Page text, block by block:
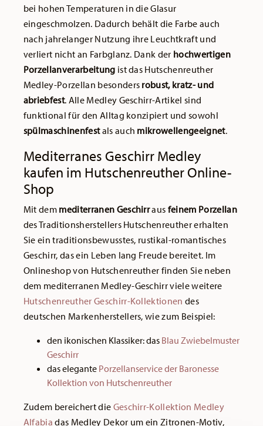
bei hohen Temperaturen in die Glasur
eingeschmolzen. Dadurch behält die Farbe auch
nach jahrelanger Nutzung ihre Leuchtkraft und
verliert nicht an Farbglanz. Dank der hochwertigen
Porzellanverarbeitung ist das Hutschenreuther
Medley-Porzellan besonders robust, kratz- und
abriebfest. Alle Medley Geschirr-Artikel sind
funktional für den Alltag konzipiert und sowohl
spülmaschinenfestals auch mikrowellengeeignet.
Mediterranes Geschirr Medley
kaufen im Hutschenreuther Online-
Shop
Mit dem mediterranen Geschirraus feinem Porzellan
des Traditionsherstellers Hutschenreuther erhalten
Sie ein traditionsbewusstes, rustikal-romantisches
Geschirr, das ein Leben lang Freude bereitet. Im
Onlineshop von Hutschenreuther finden Sie neben
dem mediterranen Medley-Geschirr viele weitere
Hutschenreuther Geschirr-Kollektionen des
deutschen Markenherstellers, wie zum Beispiel:
den ikonischen Klassiker: das Blau Zwiebelmuster
Geschirr
das elegante Porzellanservice der Baronesse
Kollektion von Hutschenreuther
Zudem bereichert die Geschirr-Kollektion Medley
Alfabia das Medley Dekor um ein Zitronen-Motiv,